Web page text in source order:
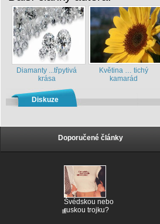
Diamanty ...třpytivá
krása
Květina … tichý
kamarád
Diskuze
Doporučené články
Švédskou nebo
ruskou trojku?